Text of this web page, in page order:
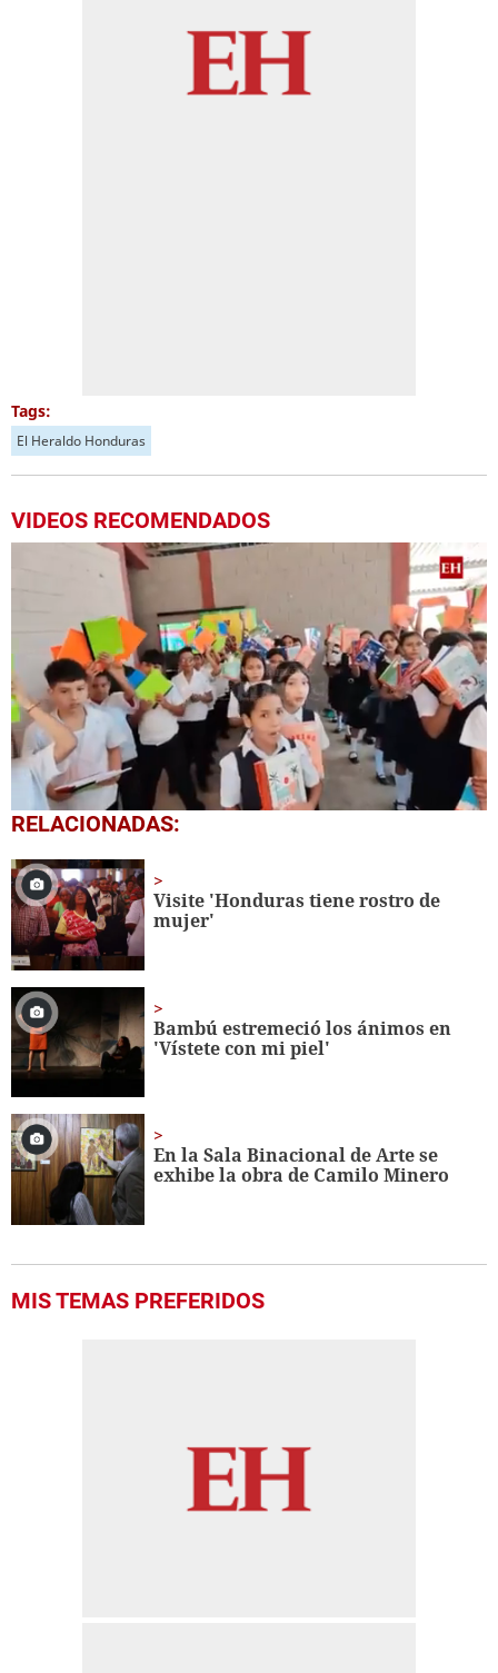
Tags:
El Heraldo Honduras
VIDEOS RECOMENDADOS
0
seconds
1
minute,
56
seconds
RELACIONADAS:
Visite 'Honduras tiene rostro de
mujer'
Bambú estremeció los ánimos en
'Vístete con mi piel'
En la Sala Binacional de Arte se
exhibe la obra de Camilo Minero
MIS TEMAS PREFERIDOS